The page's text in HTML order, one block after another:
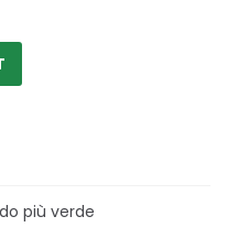
più verde